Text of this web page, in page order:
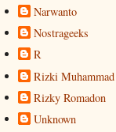
Narwanto
Nostrageeks
R
Rizki Muhammad
Rizky Romadon
Unknown